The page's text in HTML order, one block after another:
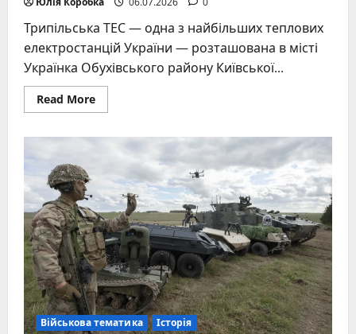
Трипільська ТЕС — одна з найбільших теплових
електростанцій України — розташована в місті
Українка Обухівського району Київської...
Read MoreRead
more
гігант
теплоенергетики
Київщини,
що
пережив
не
одне
випробування
Військова тематика Історія